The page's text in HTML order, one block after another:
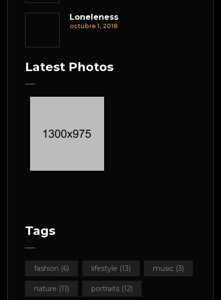
Loneleness
octubre 1, 2018
Latest Photos
Tags
fashion (6) lifestyle (13) music (3)
nature (11) portraits (12)